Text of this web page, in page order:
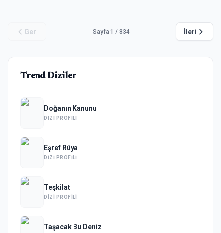
Geri Sayfa 1 / 834 İleri
Trend Diziler
Doğanın Kanunu
DIZI PROFILI
Eşref Rüya
DIZI PROFILI
Teşkilat
DIZI PROFILI
Taşacak Bu Deniz